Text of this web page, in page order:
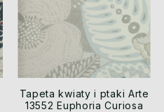
Tapeta kwiaty i ptaki Arte
13552 Euphoria Curiosa